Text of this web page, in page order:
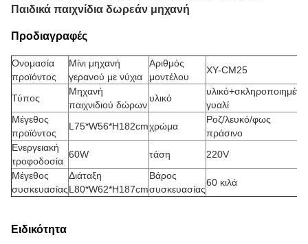
Παιδικά παιχνίδια δωρεάν μηχανή
Προδιαγραφές
Ονομασία
προϊόντος
Μίνι μηχανή
γερανού με νύχια
Αριθμός
μοντέλου
XY-CM25
Τύπος
Μηχανή
παιχνιδιού δώρων
υλικό
υλικό+σκληροποιημένο
γυαλί
Μέγεθος
προϊόντος
L75*W56*H182cmχρώμα
Ροζ/λευκό/φως
πράσινο
Ενεργειακή
τροφοδοσία
60W τάση
220V
Μέγεθος
συσκευασίας
Διάταξη
L80*W62*H187cm
Βάρος
συσκευασίας
60 κιλά
Ειδικότητα